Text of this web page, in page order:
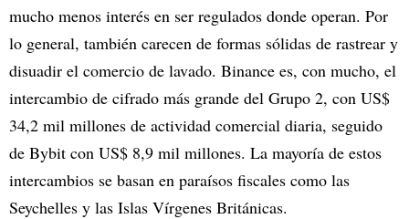
mucho menos interés en ser regulados donde operan. Por
lo general, también carecen de formas sólidas de rastrear y
disuadir el comercio de lavado. Binance es, con mucho, el
intercambio de cifrado más grande del Grupo 2, con US$
34,2 mil millones de actividad comercial diaria, seguido
de Bybit con US$ 8,9 mil millones. La mayoría de estos
intercambios se basan en paraísos fiscales como las
Seychelles y las Islas Vírgenes Británicas.